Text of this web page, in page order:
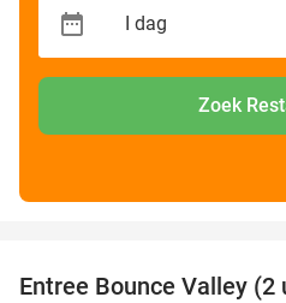
Zoek
Entree Bounce Valley (2